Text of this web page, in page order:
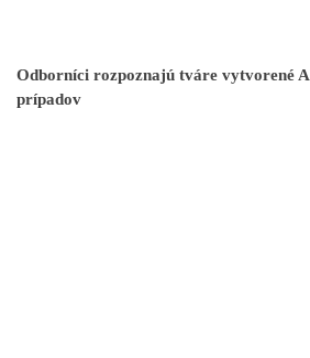
Odborníci rozpoznajú tváre vytvorené
prípadov